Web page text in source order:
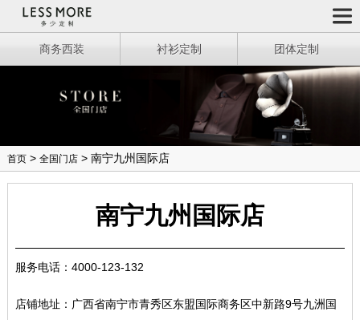
商务西装 衬衫定制 团体定制
首页> 全国门店> 南宁九州国际店
南宁九州国际店
服务电话： 4000-123-132
店铺地址：广西省南宁市青秀区东盟国际商务区中新路9号九洲国